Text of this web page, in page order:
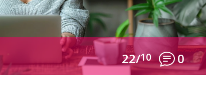
22/10 0